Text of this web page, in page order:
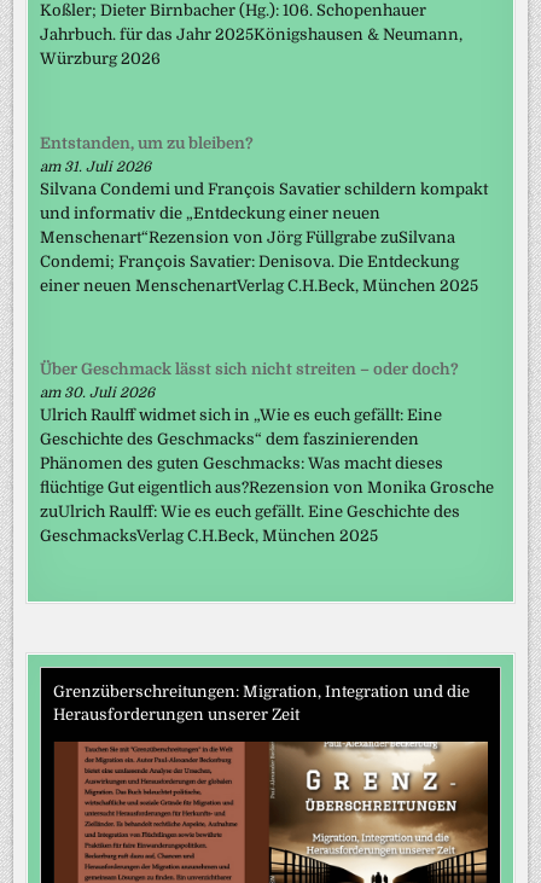
Koßler; Dieter Birnbacher (Hg.): 106. Schopenhauer
Jahrbuch. für das Jahr 2025Königshausen & Neumann,
Würzburg 2026
Entstanden, um zu bleiben?
am 31. Juli 2026
Silvana Condemi und François Savatier schildern kompakt
und informativ die „Entdeckung einer neuen
Menschenart“Rezension von Jörg Füllgrabe zuSilvana
Condemi; François Savatier: Denisova. Die Entdeckung
einer neuen MenschenartVerlag C.H.Beck, München 2025
Über Geschmack lässt sich nicht streiten – oder doch?
am 30. Juli 2026
Ulrich Raulff widmet sich in „Wie es euch gefällt: Eine
Geschichte des Geschmacks“ dem faszinierenden
Phänomen des guten Geschmacks: Was macht dieses
flüchtige Gut eigentlich aus?Rezension von Monika Grosche
zuUlrich Raulff: Wie es euch gefällt. Eine Geschichte des
GeschmacksVerlag C.H.Beck, München 2025
Grenzüberschreitungen: Migration, Integration und die
Herausforderungen unserer Zeit